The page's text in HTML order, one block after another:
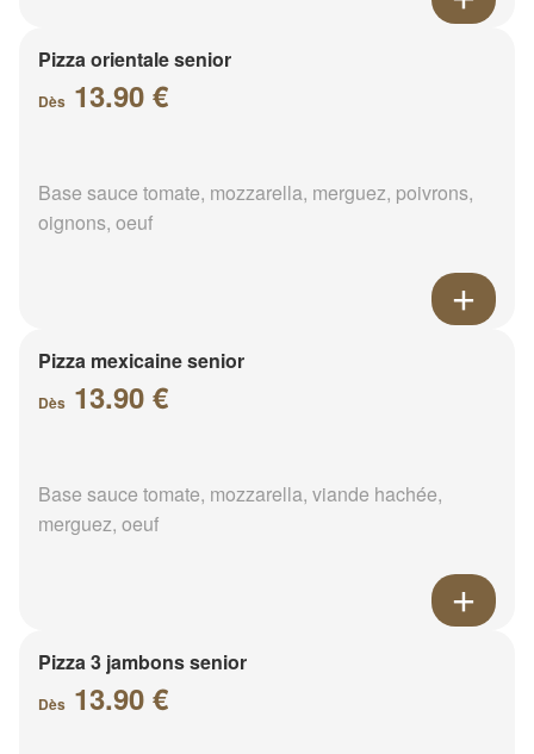
Pizza orientale senior
Dès 13.90 €
Base sauce tomate, mozzarella, merguez, poivrons,
oignons, oeuf
Pizza mexicaine senior
Dès 13.90 €
Base sauce tomate, mozzarella, viande hachée,
merguez, oeuf
Pizza 3 jambons senior
Dès 13.90 €